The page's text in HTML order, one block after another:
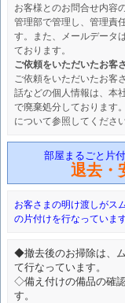
お客様とのお問合せ内容
管理部で管理し、管理責
す。また、メールデータ
ております。
ご依頼をいただいたお客
ご依頼をいただいたお客
話などの個人情報は、本
で廃棄処分しております
について参照してくださ
部屋まるごと片
退去・
お客さまの明け渡しがス
の片付けを行なっています
◆撤去後のお掃除は、
て行なっています。
◇備え付けの備品の確
す。